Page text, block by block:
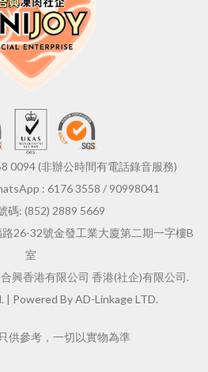
0094 (非辦公時間有電話錄音服務)
: 6176 3558 / 90998041
碼: (852) 2889 5669
26-32號金發工業大廈第二期一字樓B
室
興香港有限公司 香港(社企)有限公司.
| Powered By AD-Linkage LTD.
供參考，一切以實物為準